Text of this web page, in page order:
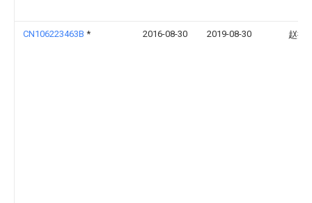
CN106223463B * 2016-08-30 2019-08-30 赵挺